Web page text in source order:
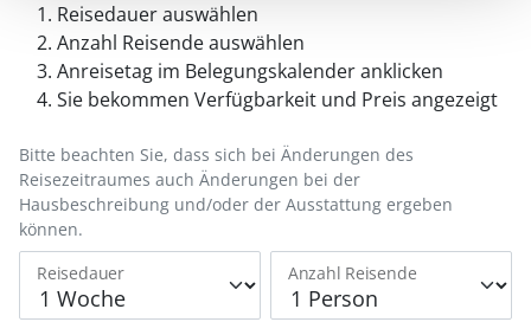
Reisedauer auswählen
Anzahl Reisende auswählen
Anreisetag im Belegungskalender anklicken
Sie bekommen Verfügbarkeit und Preis angezeigt
Reisedauer Anzahl Reisende
Bitte beachten Sie, dass sich bei Änderungen des
Reisezeitraumes auch Änderungen bei der
Hausbeschreibung und/oder der Ausstattung ergeben
können.